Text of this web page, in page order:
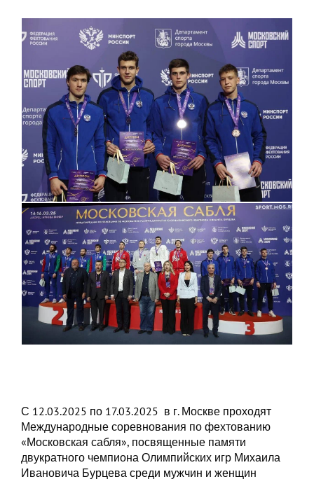
С 12.03.2025 по 17.03.2025 в г. Москве проходят
Международные соревнования по фехтованию
«Московская сабля», посвященные памяти
двукратного чемпиона Олимпийских игр Михаила
Ивановича Бурцева среди мужчин и женщин